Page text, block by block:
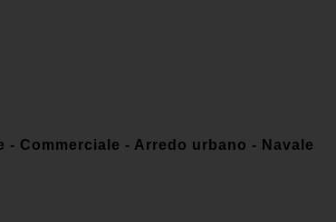
Commerciale - Arredo urbano - Navale